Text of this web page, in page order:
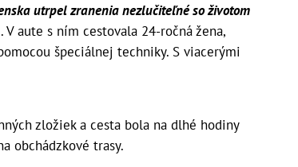
utrpel zranenia nezlučiteľné so životom
aute s ním cestovala 24-ročná žena,
špeciálnej techniky. S viacerými
zložiek a cesta bola na dlhé hodiny
obchádzkové trasy.